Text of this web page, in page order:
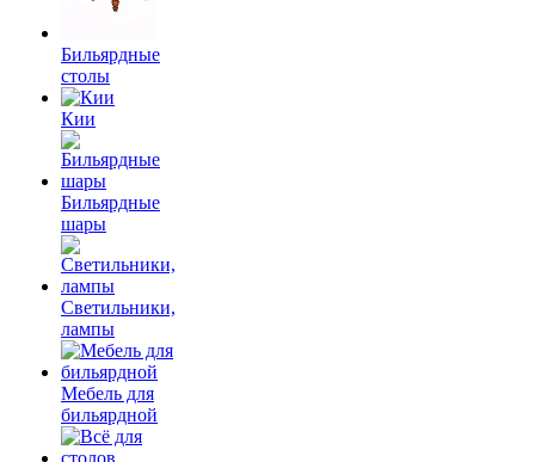
Бильярдные
столы
Кии
Бильярдные
шары
Светильники,
лампы
Мебель для
бильярдной